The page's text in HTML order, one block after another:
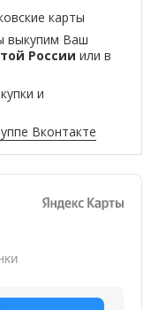
карты
выкупим Ваш
России или в
и
Вконтакте